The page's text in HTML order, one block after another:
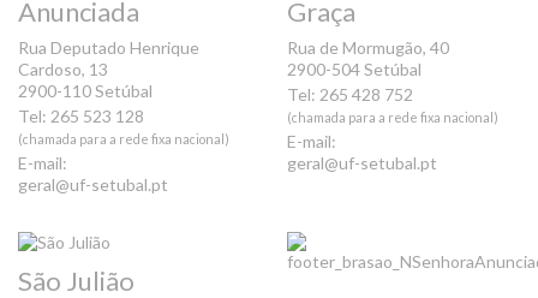
Anunciada
Rua Deputado Henrique
Cardoso, 13
2900-110 Setúbal
Tel: 265 523 128
(chamada para a rede fixa nacional)
E-mail:
geral@uf-setubal.pt
Graça
Rua de Mormugão, 40
2900-504 Setúbal
Tel: 265 428 752
(chamada para a rede fixa nacional)
E-mail:
geral@uf-setubal.pt
São Julião